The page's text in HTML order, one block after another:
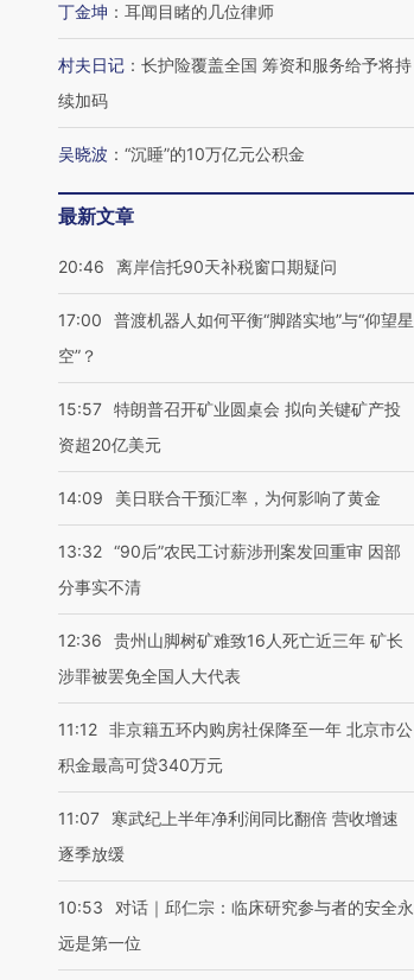
丁金坤 ： 耳闻目睹的几位律师
村夫日记 ： 长护险覆盖全国 筹资和服务给予将持
续加码
吴晓波 ： “沉睡”的10万亿元公积金
最新文章
20:46 离岸信托90天补税窗口期疑问
17:00
普渡机器人如何平衡“脚踏实地”与“仰望星
空”？
15:57 特朗普召开矿业圆桌会 拟向关键矿产投
资超20亿美元
14:09 美日联合干预汇率，为何影响了黄金
13:32 “90后”农民工讨薪涉刑案发回重审 因部
分事实不清
12:36
贵州山脚树矿难致16人死亡近三年 矿长
涉罪被罢免全国人大代表
11:12 非京籍五环内购房社保降至一年 北京市公
积金最高可贷340万元
11:07
寒武纪上半年净利润同比翻倍 营收增速
逐季放缓
10:53
对话｜邱仁宗：临床研究参与者的安全永
远是第一位